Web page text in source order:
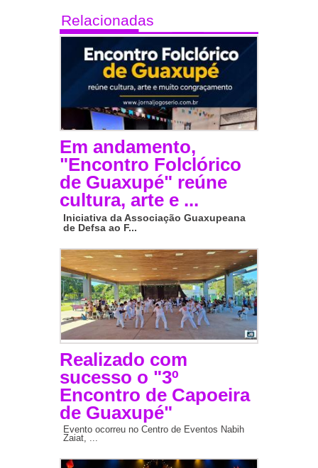
Relacionadas
Em andamento,
"Encontro Folclórico
de Guaxupé" reúne
cultura, arte e ...
Iniciativa da Associação Guaxupeana
de Defsa ao F...
Realizado com
sucesso o "3º
Encontro de Capoeira
de Guaxupé"
Evento ocorreu no Centro de Eventos Nabih
Zaiat, ...